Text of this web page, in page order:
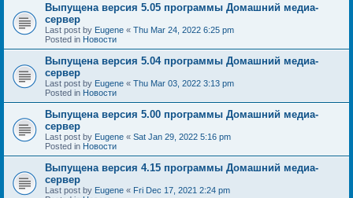
Выпущена версия 5.05 программы Домашний медиа-
сервер
Last post by Eugene « Thu Mar 24, 2022 6:25 pm
Posted in Новости
Выпущена версия 5.04 программы Домашний медиа-
сервер
Last post by Eugene « Thu Mar 03, 2022 3:13 pm
Posted in Новости
Выпущена версия 5.00 программы Домашний медиа-
сервер
Last post by Eugene « Sat Jan 29, 2022 5:16 pm
Posted in Новости
Выпущена версия 4.15 программы Домашний медиа-
сервер
Last post by Eugene « Fri Dec 17, 2021 2:24 pm